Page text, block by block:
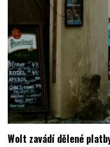
Wolt zavádí dělené